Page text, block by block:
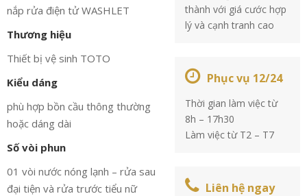
nắp rửa điện tử WASHLET
Thương hiệu
Thiết bị vệ sinh TOTO
Kiểu dáng
phù hợp bồn cầu thông thường
hoặc dáng dài
Số vòi phun
01 vòi nước nóng lạnh – rửa sau
đại tiện và rửa trước tiểu nữ
thành với giá cước hợp
lý và cạnh tranh cao
Phục vụ 12/24
Thời gian làm việc từ
8h – 17h30
Làm việc từ T2 – T7
Liên hệ ngay